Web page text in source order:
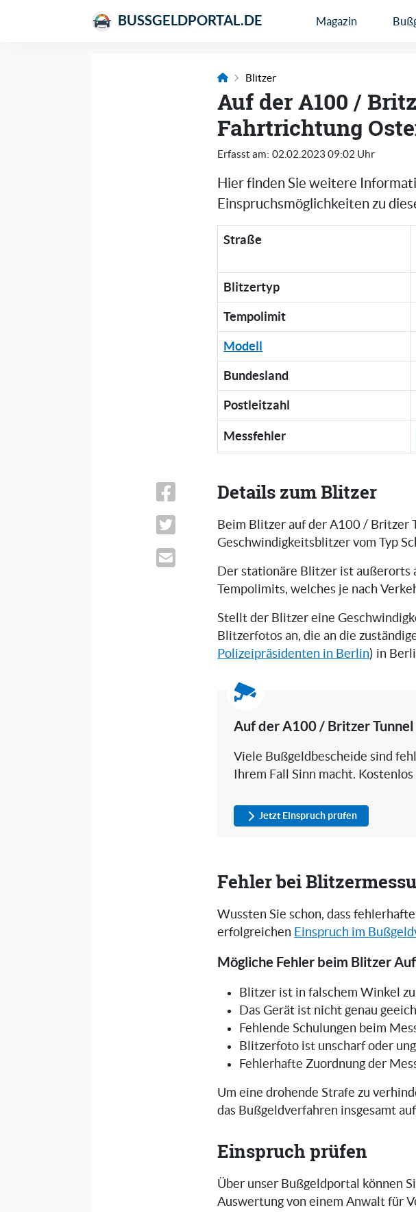
BUSSGELDPORTAL.DE Magazin
Blitzer
Auf der A100 /
Fahrtrichtung
Erfasst am: 02.02.2023 09:02 Uhr
Hier finden Sie weitere
Einspruchsmöglichkeiten zu
Straße
Blitzertyp
Tempolimit
Modell
Bundesland
Postleitzahl
Messfehler
Details zum Blitzer
Beim Blitzer auf der A100 / Britzer
Geschwindigkeitsblitzer vom Typ
Der stationäre Blitzer ist außerorts
Tempolimits, welches je nach
Stellt der Blitzer eine
Blitzerfotos an, die an die
Polizeipräsidenten in Berlin) in
Auf der A100 / Britzer
Viele Bußgeldbescheide sind
Ihrem Fall Sinn macht.
Jetzt Einspruch prüfen
Fehler bei
Wussten Sie schon, dass
erfolgreichen Einspruch im
Mögliche Fehler beim Blitzer
Blitzer ist in falschem Winkel
Das Gerät ist nicht genau
Fehlende Schulungen beim
Blitzerfoto ist unscharf oder
Fehlerhafte Zuordnung der
Um eine drohende Strafe zu
das Bußgeldverfahren insgesamt
Einspruch prüfen
Über unser Bußgeldportal können
Auswertung von einem Anwalt für